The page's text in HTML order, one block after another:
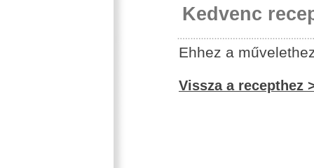
Kedvenc
Ehhez a
Vissza a recepthez